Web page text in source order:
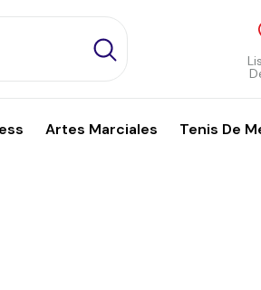
Artes Marciales Tenis De